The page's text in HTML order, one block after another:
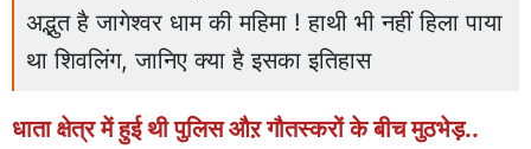
अद्भुत है जागेश्वर धाम की महिमा ! हाथी भी नहीं हिला पाया
था शिवलिंग, जानिए क्या है इसका इतिहास
धाता क्षेत्र में हुई थी पुलिस औऱ गौतस्करों के बीच मुठभेड़..